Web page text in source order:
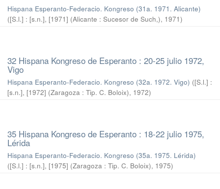
Hispana Esperanto-Federacio. Kongreso (31a. 1971. Alicante)
([S.l.] : [s.n.], [1971] (Alicante : Sucesor de Such,), 1971)
32 Hispana Kongreso de Esperanto : 20-25 julio 1972,
Vigo
Hispana Esperanto-Federacio. Kongreso (32a. 1972. Vigo) ([S.l.] :
[s.n.], [1972] (Zaragoza : Tip. C. Boloix), 1972)
35 Hispana Kongreso de Esperanto : 18-22 julio 1975,
Lérida
Hispana Esperanto-Federacio. Kongreso (35a. 1975. Lérida)
([S.l.] : [s.n.], [1975] (Zaragoza : Tip. C. Boloix), 1975)